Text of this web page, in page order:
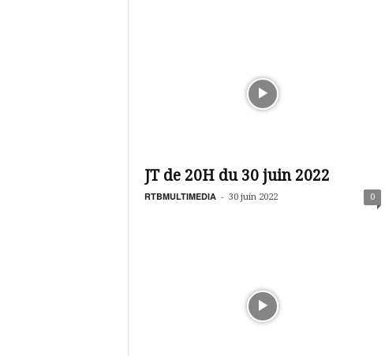
JT de 20H du 30 juin 2022
RTBMULTIMEDIA - 30 juin 2022 0